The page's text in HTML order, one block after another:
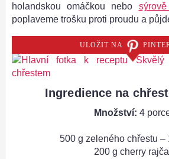
holandskou omáčkou nebo
poplaveme trošku proti proudu a
ULOŽIT NA
Ingredience na
Množství: 4
500 g zeleného chřestu –
200 g cherry